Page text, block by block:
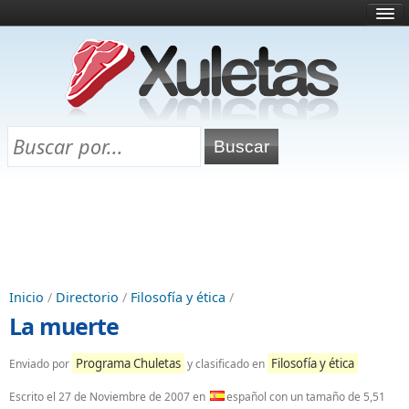
¿Qué es esto?
Directorio
Chuletas para exámenes
Inicio / Directorio / Filosofía y ética /
La muerte
Enviado por Programa Chuletas y clasificado en Filosofía y ética
Escrito el 27 de Noviembre de 2007en español con un tamaño de 5,51